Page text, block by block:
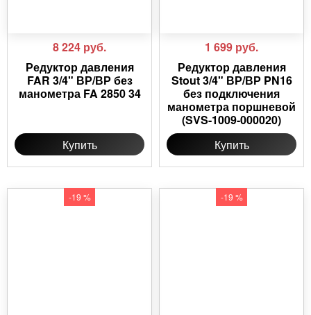
8 224 руб.
Редуктор давления
FAR 3/4" ВР/ВР без
манометра FA 2850 34
Купить
1 699 руб.
Редуктор давления
Stout 3/4" ВР/ВР PN16
без подключения
манометра поршневой
(SVS-1009-000020)
Купить
-19 % -19 %